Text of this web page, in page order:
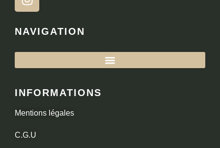
NAVIGATION
INFORMATIONS
Mentions légales
C.G.U